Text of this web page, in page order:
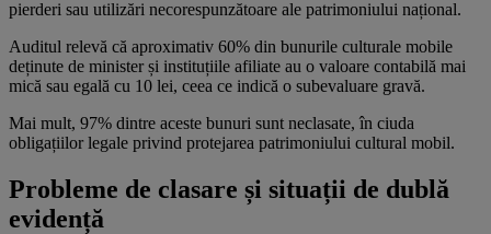
pierderi sau utilizări necorespunzătoare ale patrimoniului național.
Auditul relevă că aproximativ 60% din bunurile culturale mobile
deținute de minister și instituțiile afiliate au o valoare contabilă mai
mică sau egală cu 10 lei, ceea ce indică o subevaluare gravă.
Mai mult, 97% dintre aceste bunuri sunt neclasate, în ciuda
obligațiilor legale privind protejarea patrimoniului cultural mobil.
Probleme de clasare și situații de dublă
evidență